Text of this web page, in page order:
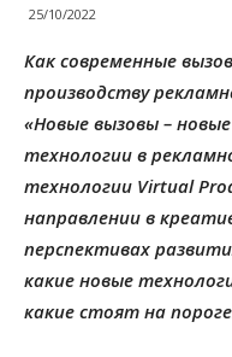
25/10/2022
Как современные
производству
«Новые вызовы –
технологии в
технологии Virtual
направлении в
перспективах
какие новые
какие стоят на